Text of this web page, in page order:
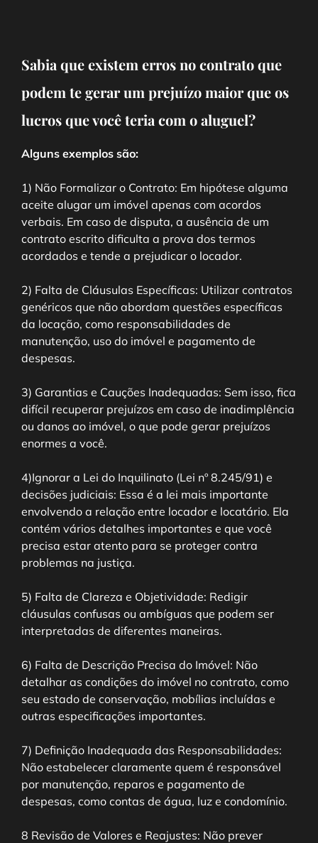
Sabia que existem erros no contrato que
podem te gerar um prejuízo maior que os
lucros que você teria com o aluguel?
Alguns exemplos são:
1) Não Formalizar o Contrato: Em hipótese alguma
aceite alugar um imóvel apenas com acordos
verbais. Em caso de disputa, a ausência de um
contrato escrito dificulta a prova dos termos
acordados e tende a prejudicar o locador.
2) Falta de Cláusulas Específicas: Utilizar contratos
genéricos que não abordam questões específicas
da locação, como responsabilidades de
manutenção, uso do imóvel e pagamento de
despesas.
3) Garantias e Cauções Inadequadas: Sem isso, fica
difícil recuperar prejuízos em caso de inadimplência
ou danos ao imóvel, o que pode gerar prejuízos
enormes a você.
4)Ignorar a Lei do Inquilinato (Lei nº 8.245/91) e
decisões judiciais: Essa é a lei mais importante
envolvendo a relação entre locador e locatário. Ela
contém vários detalhes importantes e que você
precisa estar atento para se proteger contra
problemas na justiça.
5) Falta de Clareza e Objetividade: Redigir
cláusulas confusas ou ambíguas que podem ser
interpretadas de diferentes maneiras.
6) Falta de Descrição Precisa do Imóvel: Não
detalhar as condições do imóvel no contrato, como
seu estado de conservação, mobílias incluídas e
outras especificações importantes.
7) Definição Inadequada das Responsabilidades:
Não estabelecer claramente quem é responsável
por manutenção, reparos e pagamento de
despesas, como contas de água, luz e condomínio.
8 Revisão de Valores e Reajustes: Não prever